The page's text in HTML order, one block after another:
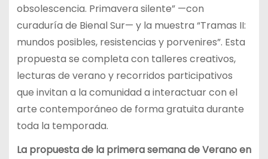
obsolescencia. Primavera silente” —con
curaduría de Bienal Sur— y la muestra “Tramas II:
mundos posibles, resistencias y porvenires”. Esta
propuesta se completa con talleres creativos,
lecturas de verano y recorridos participativos
que invitan a la comunidad a interactuar con el
arte contemporáneo de forma gratuita durante
toda la temporada.
La propuesta de la primera semana de Verano en